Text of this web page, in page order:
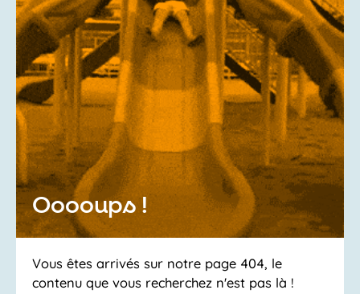
Ooooups !
Vous êtes arrivés sur notre page 404, le
contenu que vous recherchez n'est pas là !